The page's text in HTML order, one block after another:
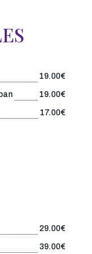
19.00€
19.00€
17.00€
29.00€
39.00€